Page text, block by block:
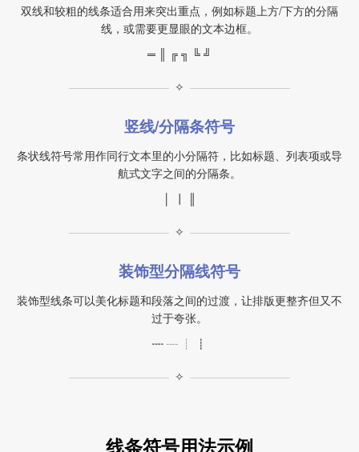
双线和较粗的线条适合用来突出重点，例如标题上方/下方的分隔
线，或需要更显眼的文本边框。
═ ║ ╔ ╗ ╚ ╝
✧
竖线/分隔条符号
条状线符号常用作同行文本里的小分隔符，比如标题、列表项或导
航式文字之间的分隔条。
│ ┃ ║
✧
装饰型分隔线符号
装饰型线条可以美化标题和段落之间的过渡，让排版更整齐但又不
过于夸张。
┉ ┈ ┊ ┋
✧
线条符号用法示例